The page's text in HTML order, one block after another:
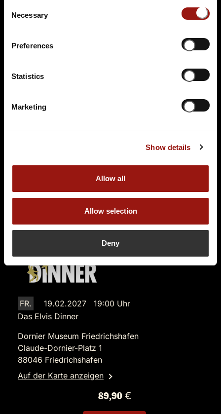
Selection
Necessary
Preferences
Statistics
Marketing
Show details
Allow all
Allow selection
Deny
DI.
Dornier Museum Friedrichshafen
Tickets kaufen
FR.
19.02.2027 19:00 Uhr
Das Elvis Dinner
Dornier Museum Friedrichshafen
Claude-Dornier-Platz 1
88046 Friedrichshafen
Auf der Karte anzeigen
89,90 €